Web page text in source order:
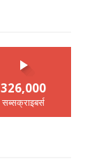
326,000
सब्सक्राइबर्स